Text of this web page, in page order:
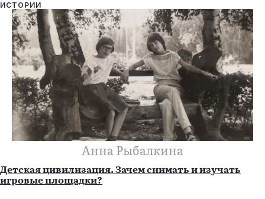
ИСТОРИИ
Анна Рыбалкина
Детская цивилизация. Зачем снимать и изучать
игровые площадки?